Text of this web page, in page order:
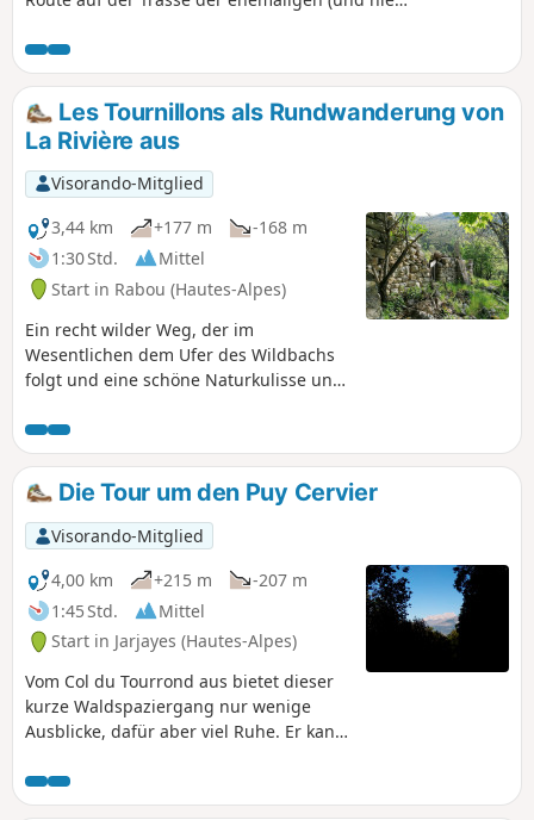
einschließlich der Überquerung des Viadukts von Buzon,
das kürzlich zu einem Radweg umgebaut
wurde.Anschließend führt sie hinauf zur Réserve des
Manes, vorbei am Findling von Peyre Ossel und dann
entlang des Canal de Gap bis zur Réserve Georges Serres,
von wo aus sich wunderschöne Ausblicke auf das Gap-
Gebiet bieten.
Les Tournillons als Rundwanderung von
La Rivière aus
Visorando-Mitglied
3,44 km
+177 m
-168 m
1:30 Std.
Mittel
Start in Rabou (Hautes-Alpes)
Ein recht wilder Weg, der im
Wesentlichen dem Ufer des Wildbachs
folgt und eine schöne Naturkulisse und
Die Hinfahrt ist für Familien mit Kindern
geeignet, eher schattig und durch den
Wildbach angenehm kühl.
Die Tour um den Puy Cervier
Visorando-Mitglied
4,00 km
+215 m
-207 m
1:45 Std.
Mittel
Start in Jarjayes (Hautes-Alpes)
Vom Col du Tourrond aus bietet dieser
kurze Waldspaziergang nur wenige
Ausblicke, dafür aber viel Ruhe. Er kann
Rundwanderungen ergänzt werden
(siehe § Praktische Informationen).